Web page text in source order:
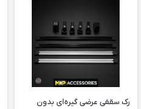
رک سقفی عرضی گیره‌ای بدون